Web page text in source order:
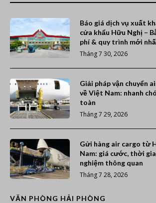
Báo giá dịch vụ xuất
cửa khẩu Hữu Nghị –
phí & quy trình mới
Tháng 7 30, 2026
Giải pháp vận chuyển
về Việt Nam: nhanh
toàn
Tháng 7 29, 2026
Gửi hàng air cargo từ
Nam: giá cước, thời
nghiệm thông quan
Tháng 7 28, 2026
VĂN PHÒNG HẢI PHÒNG